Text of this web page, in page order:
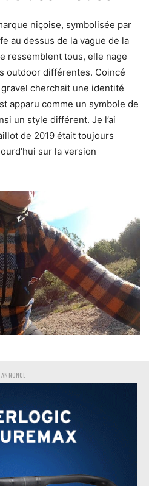
niçoise, symbolisée par
au dessus de la vague de la
ressemblent tous, elle nage
outdoor différentes. Coincé
cherchait une identité
apparu comme un symbole de
un style différent. Je l’ai
de 2019 était toujours
sur la version
ANNONCE